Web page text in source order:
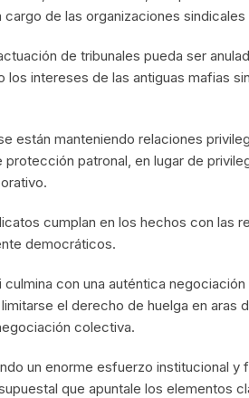
de las organizaciones
de tribunales pueda ser
intereses de las antiguas mafias
están manteniendo relaciones
patronal, en lugar de
cumplan en los hechos con las
democráticos.
con una auténtica
el derecho de huelga en aras
colectiva.
un enorme esfuerzo institucional
que apuntale los elementos